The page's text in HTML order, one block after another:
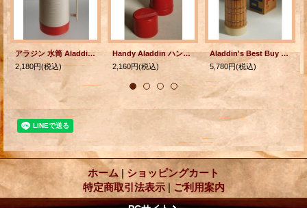
アラジン 水筒 Aladdin's HY-LO 10oz thermos bottle
2,180円(税込)
Handy Aladdin ハンディアラジン魔法瓶 color: レッド 容量: 0.46L
2,160円(税込)
Aladdin's Best Buy vacuum bottle WM4060 QUART WIDE MOUTH BROWN PLAID アラジン ワイドマウス/スープジャー ブラウンプレイド（格子じま） 約946ml
5,780円(税込)
ホーム | ショッピングカート
特定商取引法表示 | ご利用案内